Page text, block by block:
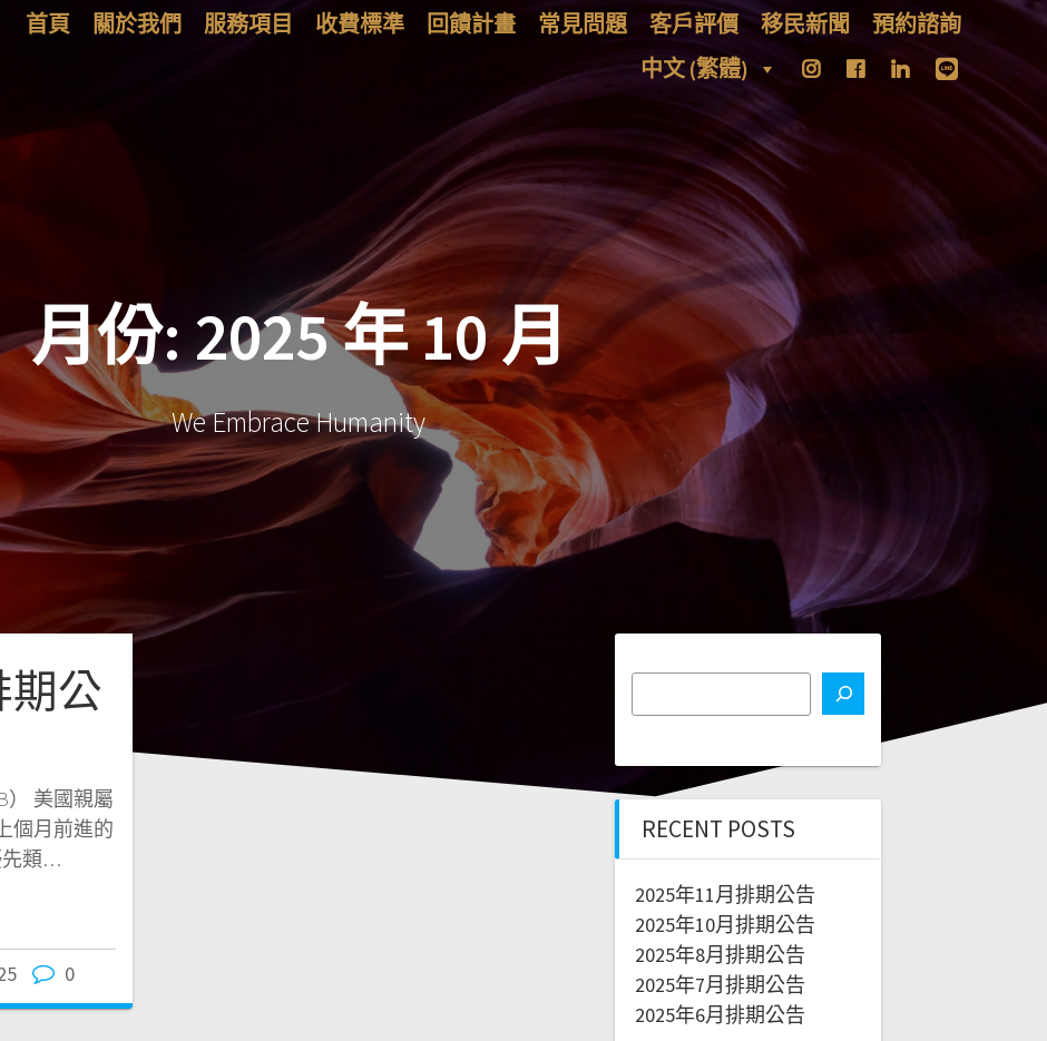
首頁 關於我們 服務項目 收費標準 回饋計畫 常見問題 客戶評價 移民新聞
預約諮詢
中文 (繁體)
月份:2025 年 10 月
We Embrace Humanity
期公
） 美國親屬
個月前進的
先類…
0
RECENT POSTS
2025年11月排期公告
2025年10月排期公告
2025年8月排期公告
2025年7月排期公告
2025年6月排期公告